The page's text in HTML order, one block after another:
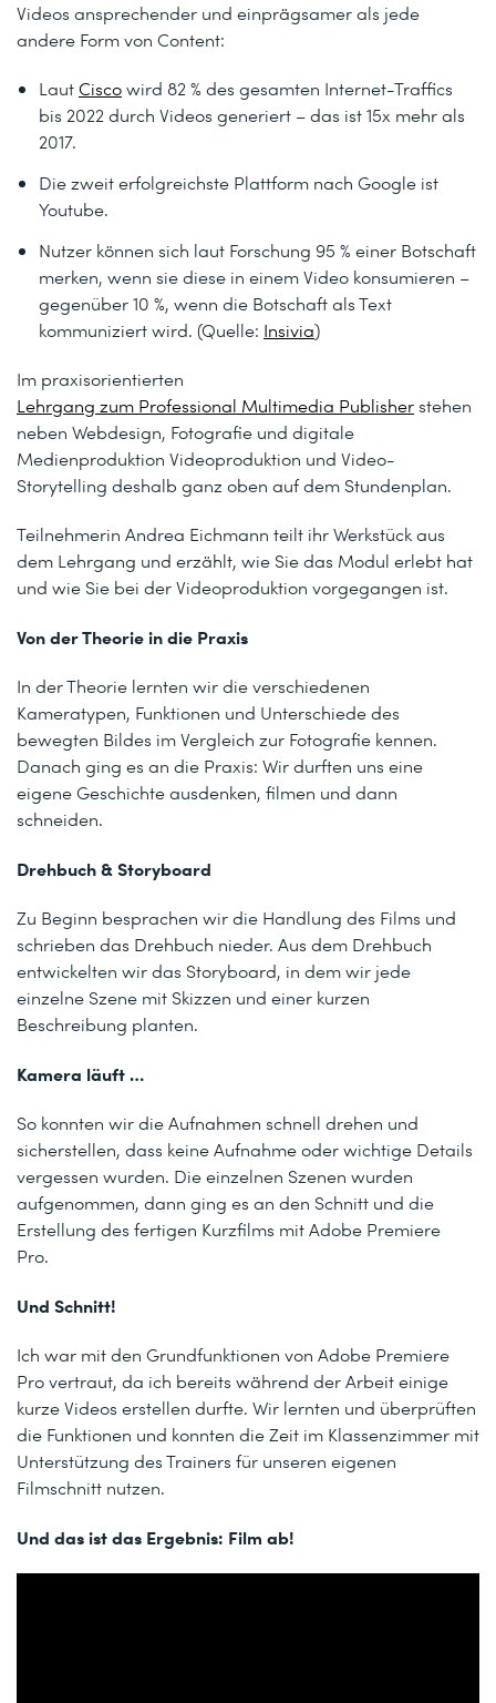
Videos ansprechender und einprägsamer als jede
andere Form von Content:
LautCiscowird 82 % des gesamten Internet-Traffics
bis 2022 durch Videos generiert – das ist 15x mehr als
2017.
Die zweit erfolgreichste Plattform nach Google ist
Youtube.
Nutzer können sich laut Forschung 95 % einer Botschaft
merken, wenn sie diese in einem Video konsumieren –
gegenüber 10 %, wenn die Botschaft als Text
kommuniziert wird. (Quelle: Insivia)
Im praxisorientierten
Lehrgang zum Professional Multimedia Publisherstehen
neben Webdesign, Fotografie und digitale
Medienproduktion Videoproduktion und Video-
Storytelling deshalb ganz oben auf dem Stundenplan.
Teilnehmerin Andrea Eichmann teilt ihr Werkstück aus
dem Lehrgang und erzählt, wie Sie das Modul erlebt hat
und wie Sie bei der Videoproduktion vorgegangen ist.
Von der Theorie in die Praxis
In der Theorie lernten wir die verschiedenen
Kameratypen, Funktionen und Unterschiede des
bewegten Bildes im Vergleich zur Fotografie kennen.
Danach ging es an die Praxis: Wir durften uns eine
eigene Geschichte ausdenken, filmen und dann
schneiden.
Drehbuch & Storyboard
Zu Beginn besprachen wir die Handlung des Films und
schrieben das Drehbuch nieder. Aus dem Drehbuch
entwickelten wir das Storyboard, in dem wir jede
einzelne Szene mit Skizzen und einer kurzen
Beschreibung planten.
Kamera läuft …
So konnten wir die Aufnahmen schnell drehen und
sicherstellen, dass keine Aufnahme oder wichtige Details
vergessen wurden. Die einzelnen Szenen wurden
aufgenommen, dann ging es an den Schnitt und die
Erstellung des fertigen Kurzfilms mit Adobe Premiere
Pro.
Und Schnitt!
Ich war mit den Grundfunktionen von Adobe Premiere
Pro vertraut, da ich bereits während der Arbeit einige
kurze Videos erstellen durfte. Wir lernten und überprüften
die Funktionen und konnten die Zeit im Klassenzimmer mit
Unterstützung des Trainers für unseren eigenen
Filmschnitt nutzen.
Und das ist das Ergebnis: Film ab!